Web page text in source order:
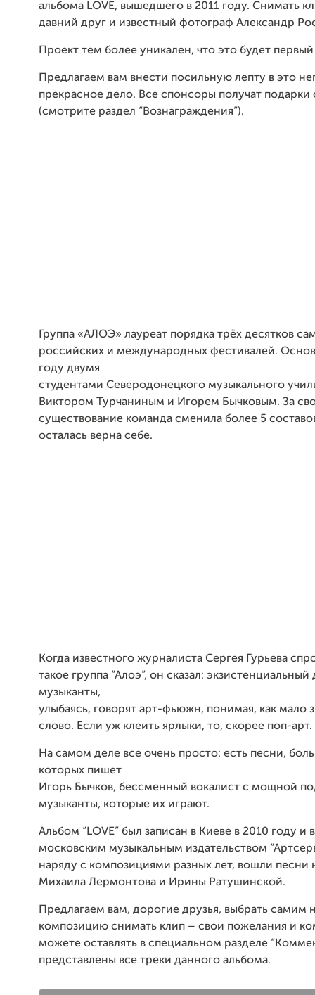
альбома LOVE, вышедшего в 2011 году. Снимать
давний друг и известный фотограф Александр
Проект тем более уникален, что это будет
Предлагаем вам внести посильную лепту в это
прекрасное дело. Все спонсоры получат
(смотрите раздел “Вознаграждения”).
Группа «АЛОЭ» лауреат порядка трёх десятков
российских и международных фестивалей.
году двумя
студентами Северодонецкого музыкального
Виктором Турчаниным и Игорем Бычковым. За
существование команда сменила более 5
осталась верна себе.
Когда известного журналиста Сергея Гурьева
такое группа “Алоэ”, он сказал:
музыканты,
улыбаясь, говорят арт-фьюжн, понимая, как мало
слово. Если уж клеить ярлыки, то, скорее поп-арт.
На самом деле все очень просто: есть песни,
которых пишет
Игорь Бычков, бессменный вокалист с мощной
музыканты, которые их играют.
Альбом “ LOVE” был записан в Киеве в 2010 году и
московским музыкальным издательством
наряду с композициями разных лет, вошли песни
Михаила Лермонтова и Ирины Ратушинской.
Предлагаем вам, дорогие друзья, выбрать самим
композицию снимать клип – свои пожелания и
можете оставлять в специальном разделе
представлены все треки данного альбома.